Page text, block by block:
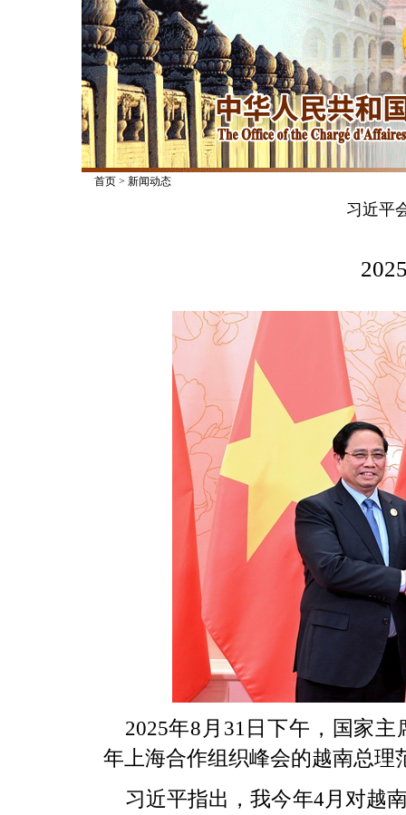
首页> 新闻动态
习近平
2025年8月31日下午，国家
年上海合作组织峰会的越南总理
习近平指出，我今年4月对越